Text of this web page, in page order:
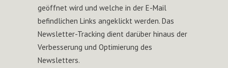
geöffnet wird und welche in der E-Mail
befindlichen Links angeklickt werden. Das
Newsletter-Tracking dient darüber hinaus der
Verbesserung und Optimierung des
Newsletters.